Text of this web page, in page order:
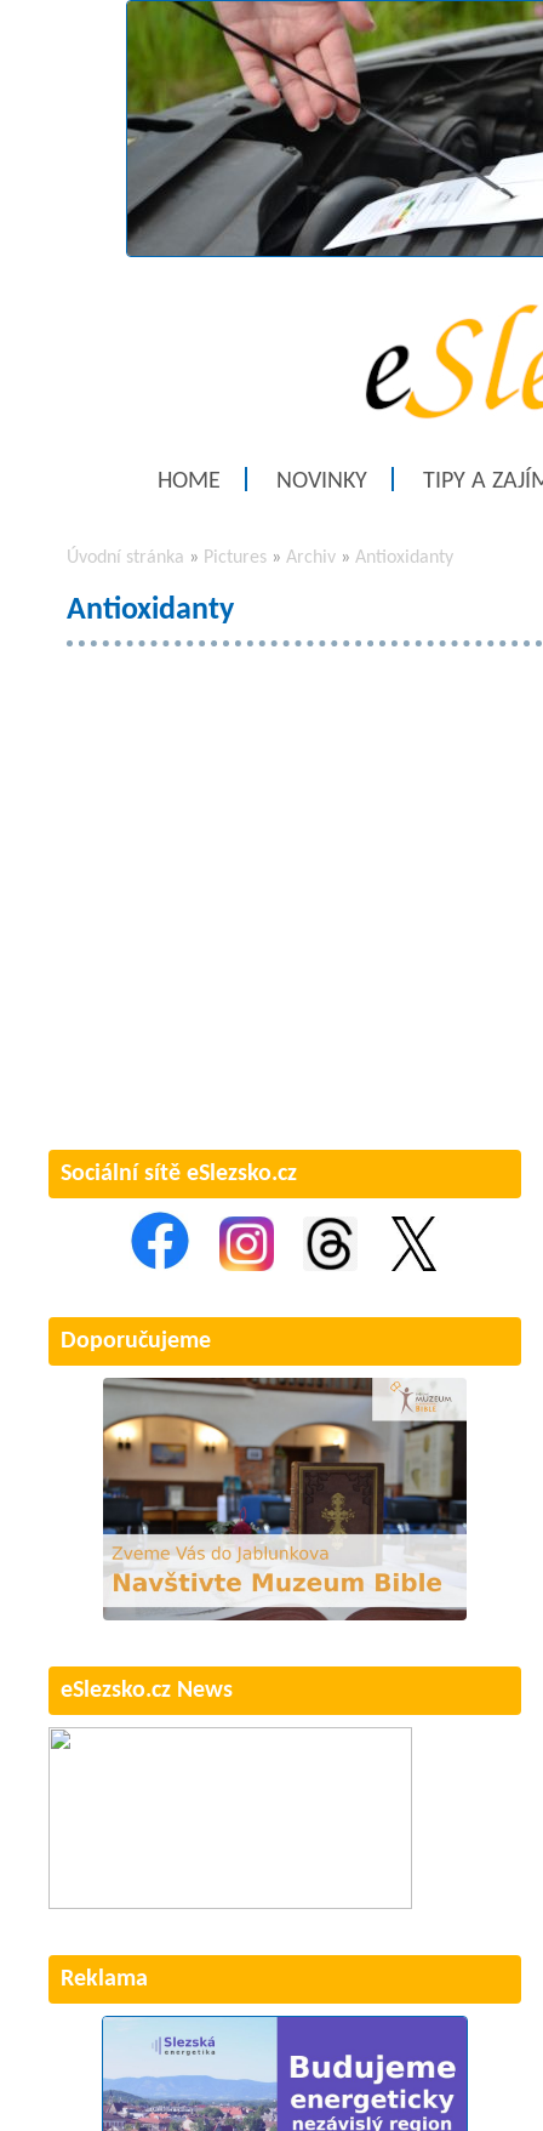
HOME NOVINKY TIPY A
Úvodní stránka » Pictures » Archiv » Antioxidanty
Antioxidanty
Sociální sítě eSlezsko.cz
Doporučujeme
eSlezsko.cz News
Reklama